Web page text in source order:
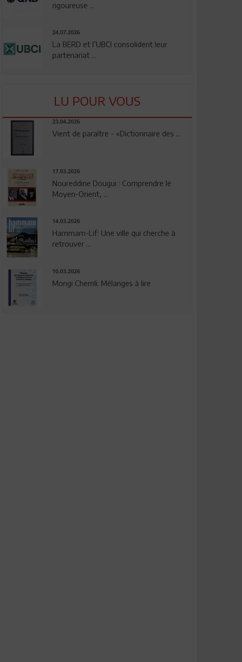
rigoureuse ...
24.07.2026
La BERD et l’UBCI consolident leur
partenariat ...
LU POUR VOUS
23.04.2026
Vient de paraître - «Dictionnaire des ...
17.03.2026
Noureddine Dougui : Comprendre le
Moyen-Orient, ...
14.03.2026
Hammam-Lif: Une ville qui cherche à
retrouver ...
10.03.2026
Mongi Chemli: Mélanges à lire